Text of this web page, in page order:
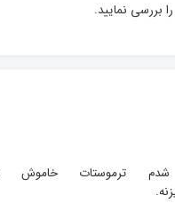
بررسی نمایید.
قدیمی۱۰ سال کارکرد دارم.